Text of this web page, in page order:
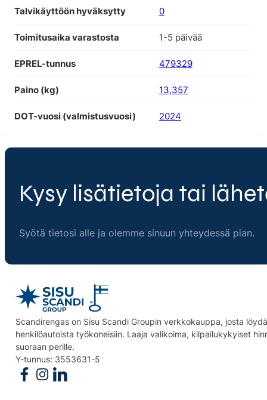
Talvikäyttöön hyväksytty 0
Toimitusaika varastosta 1-5 päivää
EPREL-tunnus 479329
Paino (kg) 13,357
DOT-vuosi (valmistusvuosi) 2024
Kysy lisätietoja tai
Syötä tietosi alle ja olemme sinuun yhteydessä pian.
Scandirengas on Sisu Scandi Groupin verkkokauppa, josta
henkilöautoista työkoneisiin. Laaja valikoima, kilpailukykyiset
suoraan perille.
Y-tunnus: 3553631-5
Follow us on Facebook
Follow us on Instagram
Follow us on Linkedin